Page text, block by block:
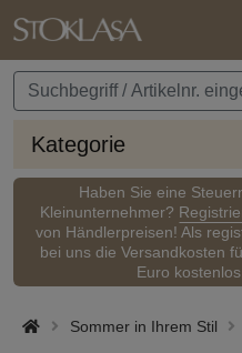
Kategorie
Haben Sie eine
Kleinunternehmer?
von Händlerpreisen! Als
bei uns die Versandkosten
Euro
Sommer in Ihrem Stil